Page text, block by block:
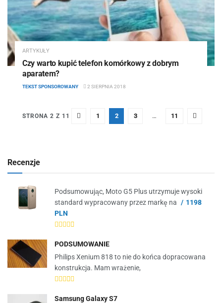
ARTYKUŁY
Czy warto kupić telefon komórkowy z dobrym
aparatem?
TEKST SPONSOROWANY 2 SIERPNIA 2018
STRONA 2 Z 11 1 2 3 … 11
Recenzje
Podsumowując, Moto G5 Plus utrzymuje wysoki
standard wypracowany przez markę na
1198
PLN
PODSUMOWANIE
Philips Xenium 818 to nie do końca dopracowana
konstrukcja. Mam wrażenie,
Samsung Galaxy S7